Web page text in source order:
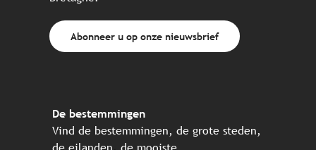
Abonneer u op onze nieuwsbrief
De bestemmingen
Vind de bestemmingen, de grote steden,